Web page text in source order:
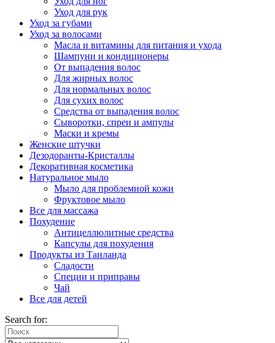
Уход для рук
Уход за губами
Уход за волосами
Масла и витамины для питания и ухода
Шампуни и кондиционеры
От выпадения волос
Для жирных волос
Для нормальных волос
Для сухих волос
Средства от выпадения волос
Сыворотки, спреи и ампулы
Маски и кремы
Женские штучки
Дезодоранты-Кристаллы
Декоративная косметика
Натуральное мыло
Мыло для проблемной кожи
Фруктовое мыло
Все для массажа
Похудение
Антицеллюлитные средства
Капсулы для похудения
Продукты из Таиланда
Сладости
Специи и приправы
Чай
Все для детей
Search for: